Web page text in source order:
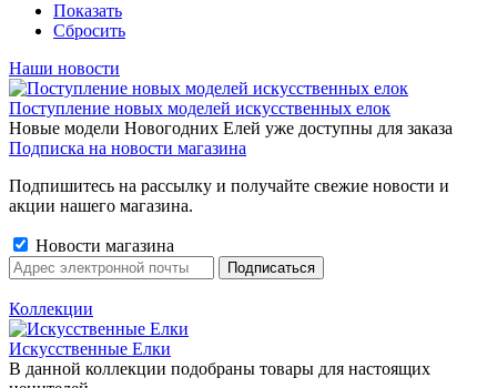
Показать
Сбросить
Наши новости
Поступление новых моделей искусственных елок
Новые модели Новогодних Елей уже доступны для заказа
Подписка на новости магазина
Подпишитесь на рассылку и получайте свежие новости и
акции нашего магазина.
Новости магазина
Коллекции
Искусственные Елки
В данной коллекции подобраны товары для настоящих